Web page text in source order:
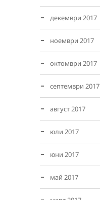
декември 2017
ноември 2017
октомври 2017
септември 2017
август 2017
юли 2017
юни 2017
май 2017